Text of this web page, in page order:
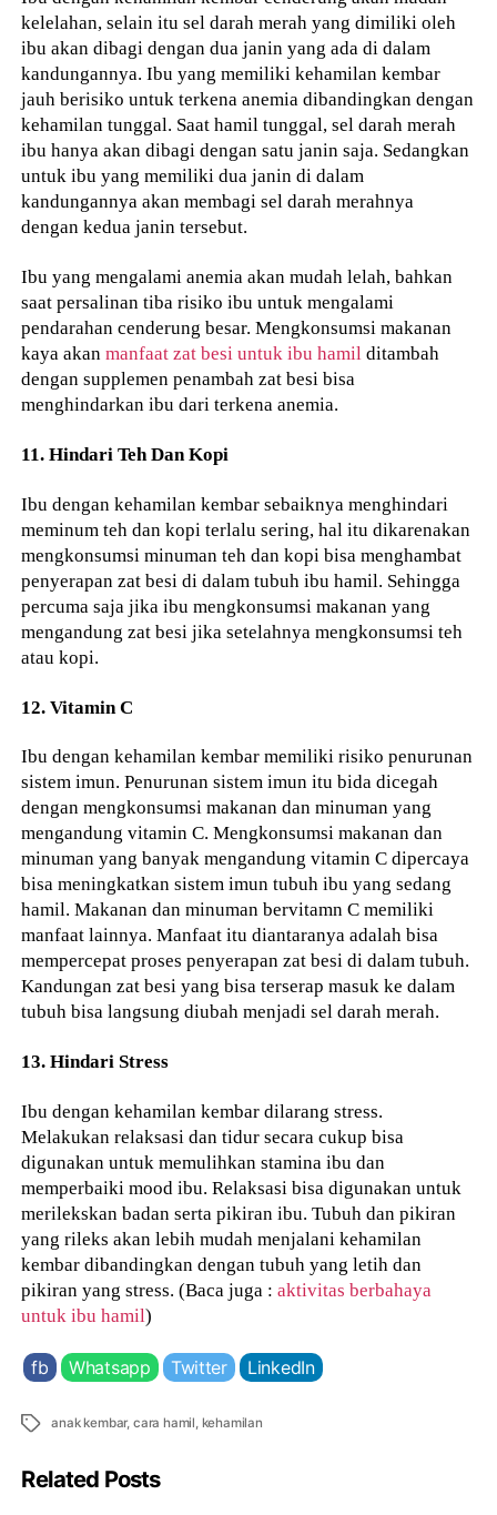
kelelahan, selain itu sel darah merah yang dimiliki oleh
ibu akan dibagi dengan dua janin yang ada di dalam
kandungannya. Ibu yang memiliki kehamilan kembar
jauh berisiko untuk terkena anemia dibandingkan dengan
kehamilan tunggal. Saat hamil tunggal, sel darah merah
ibu hanya akan dibagi dengan satu janin saja. Sedangkan
untuk ibu yang memiliki dua janin di dalam
kandungannya akan membagi sel darah merahnya
dengan kedua janin tersebut.
Ibu yang mengalami anemia akan mudah lelah, bahkan
saat persalinan tiba risiko ibu untuk mengalami
pendarahan cenderung besar. Mengkonsumsi makanan
kaya akanmanfaat zat besi untuk ibu hamil ditambah
dengan supplemen penambah zat besi bisa
menghindarkan ibu dari terkena anemia.
11. Hindari Teh Dan Kopi
Ibu dengan kehamilan kembar sebaiknya menghindari
meminum teh dan kopi terlalu sering, hal itu dikarenakan
mengkonsumsi minuman teh dan kopi bisa menghambat
penyerapan zat besi di dalam tubuh ibu hamil. Sehingga
percuma saja jika ibu mengkonsumsi makanan yang
mengandung zat besi jika setelahnya mengkonsumsi teh
atau kopi.
12. Vitamin C
Ibu dengan kehamilan kembar memiliki risiko penurunan
sistem imun. Penurunan sistem imun itu bida dicegah
dengan mengkonsumsi makanan dan minuman yang
mengandung vitamin C. Mengkonsumsi makanan dan
minuman yang banyak mengandung vitamin C dipercaya
bisa meningkatkan sistem imun tubuh ibu yang sedang
hamil. Makanan dan minuman bervitamn C memiliki
manfaat lainnya. Manfaat itu diantaranya adalah bisa
mempercepat proses penyerapan zat besi di dalam tubuh.
Kandungan zat besi yang bisa terserap masuk ke dalam
tubuh bisa langsung diubah menjadi sel darah merah.
13. Hindari Stress
Ibu dengan kehamilan kembar dilarang stress.
Melakukan relaksasi dan tidur secara cukup bisa
digunakan untuk memulihkan stamina ibu dan
memperbaiki mood ibu. Relaksasi bisa digunakan untuk
merilekskan badan serta pikiran ibu. Tubuh dan pikiran
yang rileks akan lebih mudah menjalani kehamilan
kembar dibandingkan dengan tubuh yang letih dan
pikiran yang stress. (Baca juga :aktivitas berbahaya
untuk ibu hamil)
fb Whatsapp Twitter LinkedIn
Tags anak kembar, cara hamil, kehamilan
Related Posts